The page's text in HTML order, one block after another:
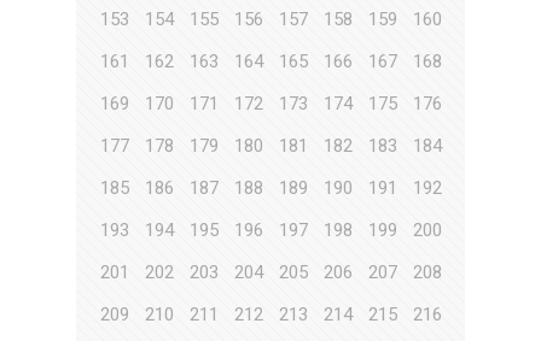
153
154 155 156 157 158 159
160
161
162 163 164 165 166 167
168
169
170 171 172 173 174 175
176
177
178 179 180 181 182 183
184
185
186 187 188 189 190 191
192
193
194 195 196 197 198 199
200
201
202 203 204 205 206 207
208
209
210 211 212 213 214 215
216